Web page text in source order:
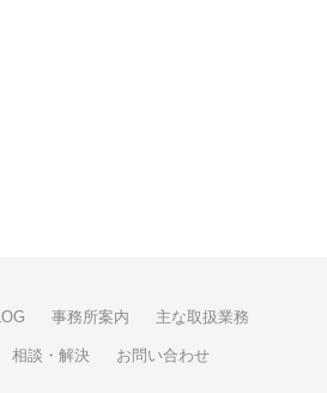
事務所案内 主な取扱業務
相談・解決 お問い合わせ